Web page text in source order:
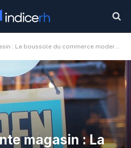
: La boussole du commerce moderne
magasin : La